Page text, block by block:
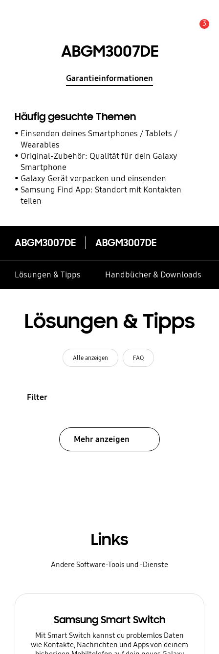
3
ABGM3007DE
Garantieinformationen
Häufig gesuchte Themen
Einsenden deines Smartphones / Tablets /
Wearables
Original-Zubehör: Qualität für dein Galaxy
Smartphone
Galaxy Gerät verpacken und einsenden
Samsung Find App: Standort mit Kontakten
teilen
ABGM3007DE ABGM3007DE
Lösungen & Tipps Handbücher & Downloads
Lösungen & Tipps
Alle anzeigen FAQ
Filter
Mehr anzeigen
Links
Andere Software-Tools und -Dienste
Samsung Smart Switch
Mit Smart Switch kannst du problemlos Daten
wie Kontakte, Nachrichten und Apps von deinem